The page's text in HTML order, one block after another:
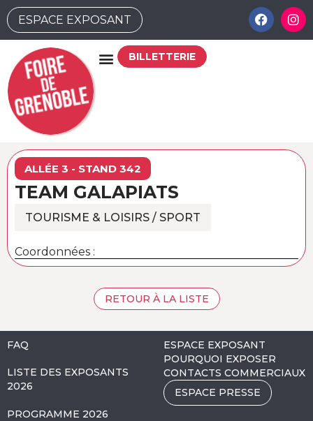
ESPACE EXPOSANT
BILLETTERIE
ALLÉE 3 - STAND 342
TEAM GALAPIATS
TOURISME & LOISIRS / SPORT
Coordonnées :
RETOUR À LA LISTE
FAQ
LISTE DES EXPOSANTS
2026
PROGRAMME 2026
ESPACE EXPOSANT
POURQUOI EXPOSER
CONTACTS COMMERCIAUX
ESPACE PRESSE